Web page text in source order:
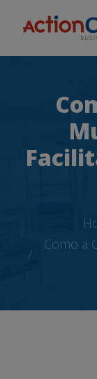
Como a